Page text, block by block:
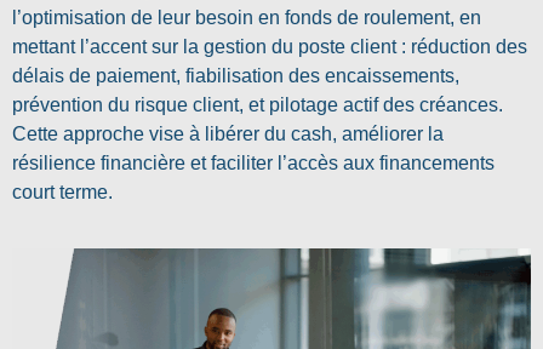
l’optimisation de leur besoin en fonds de roulement, en
mettant l’accent sur la gestion du poste client : réduction des
délais de paiement, fiabilisation des encaissements,
prévention du risque client, et pilotage actif des créances.
Cette approche vise à libérer du cash, améliorer la
résilience financière et faciliter l’accès aux financements
court terme.